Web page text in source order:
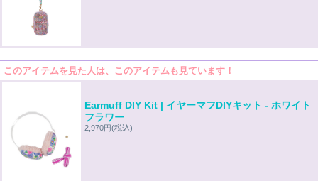
このアイテムを見た人は、このアイテムも見ています！
Earmuff DIY Kit | イヤーマフDIYキット - ホワイト
フラワー
2,970円(税込)